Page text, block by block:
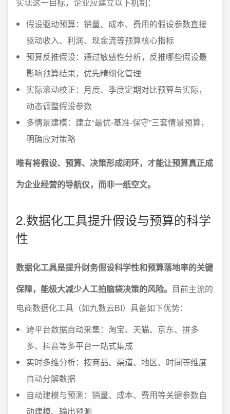
假设驱动预算：销量、成本、费用的假设参数直接
驱动收入、利润、现金流等预算核心指标
预算反推假设：通过敏感性分析，反推哪些假设最
影响预算结果，优先精细化管理
实际滚动校正：月度、季度定期对比预算与实际，
动态调整假设参数
多情景建模：建立“最优-基准-保守”三套情景预算，
明确应对策略
唯有将假设、预算、决策形成闭环，才能让预算真正成
为企业经营的导航仪，而非一纸空文。
2.数据化工具提升假设与预算的科学
性
数据化工具是提升财务假设科学性和预算落地率的关键
保障，能极大减少人工拍脑袋决策的风险。 目前主流的
电商数据化工具（如九数云BI）具备如下优势：
跨平台数据自动采集：淘宝、天猫、京东、拼多
多、抖音等多平台一站式集成
实时多维分析：按商品、渠道、地区、时间等维度
自动分解数据
自动建模与预测：销量、成本、费用等关键参数自
动建模、输出预测